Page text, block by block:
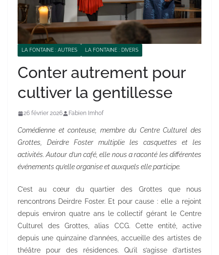
LA FONTAINE : AUTRES LA FONTAINE : DIVERS
Conter autrement pour
cultiver la gentillesse
26 février 2026 Fabien Imhof
Comédienne et conteuse, membre du Centre Culturel des
Grottes, Deirdre Foster multiplie les casquettes et les
activités. Autour d’un café, elle nous a raconté les différentes
événements qu’elle organise et auxquels elle participe.
C’est au cœur du quartier des Grottes que nous
rencontrons Deirdre Foster. Et pour cause : elle a rejoint
depuis environ quatre ans le collectif gérant le Centre
Culturel des Grottes, alias CCG. Cette entité, active
depuis une quinzaine d’années, accueille des artistes de
théâtre pour des résidences. Qu’il s’agisse d’artistes